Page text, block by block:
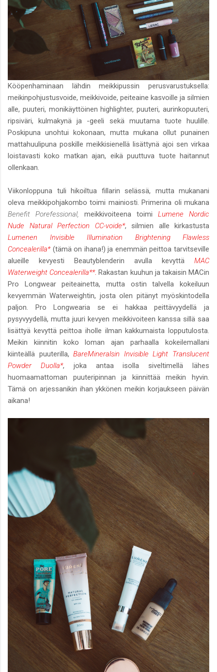
Kööpenhaminaan lähdin meikkipussin perusvarustuksella:
meikinpohjustusvoide, meikkivoide, peiteaine kasvoille ja silmien
alle, puuteri, monikäyttöinen highlighter, puuteri, aurinkopuuteri,
ripsiväri, kulmakynä ja -geeli sekä muutama tuote huulille.
Poskipuna unohtui kokonaan, mutta mukana ollut punainen
mattahuulipuna poskille meikkisienellä lisättynä ajoi sen virkaa
loistavasti koko matkan ajan, eikä puuttuva tuote haitannut
ollenkaan.
Viikonloppuna tuli hikoiltua fillarin selässä, mutta mukanani
oleva meikkipohjakombo toimi mainiosti. Primerina oli mukana
Benefit Porefessional, meikkivoiteena toimi Lumene Nordic
Nude Natural Perfection CC-voide*, silmien alle kirkastusta
Lumenen Invisible Illumination Brightening Flawless
Concealerilla* (tämä on ihana!) ja enemmän peittoa tarvitseville
alueille kevyesti Beautyblenderin avulla kevyttä MAC
Waterweight Concealerilla**. Rakastan kuuhun ja takaisin MACin
Pro Longwear peiteainetta, mutta ostin talvella kokeiluun
kevyemmän Waterweightin, josta olen pitänyt myöskintodella
paljon. Pro Longwearia se ei hakkaa peittävyydellä ja
pysyvyydellä, mutta juuri kevyen meikkivoiteen kanssa sillä saa
lisättyä kevyttä peittoa iholle ilman kakkumaista lopputulosta.
Meikin kiinnitin koko loman ajan parhaalla kokeilemallani
kiinteällä puuterilla,BareMineralsin Invisible Light Translucent
Powder Duolla*, joka antaa isolla siveltimellä lähes
huomaamattoman puuteripinnan ja kiinnittää meikin hyvin.
Tämä on arjessanikin ihan ykkönen meikin korjaukseen päivän
aikana!